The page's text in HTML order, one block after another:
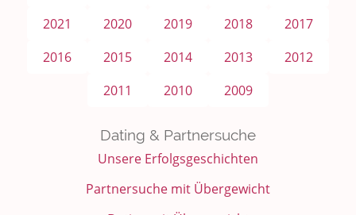
2021
2020 2019 2018
2017
2016
2015 2014 2013
2012
2011
2010 2009
Dating & Partnersuche
Unsere Erfolgsgeschichten
Partnersuche mit Übergewicht